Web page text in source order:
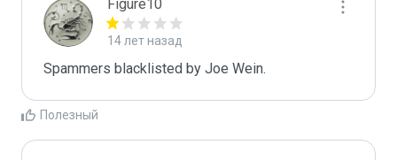
Figure10
14 лет назад
Spammers blacklisted by Joe Wein.
Полезный